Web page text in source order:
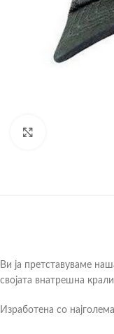
Ви ја претставуваме
својата внатрешна
Изработена со